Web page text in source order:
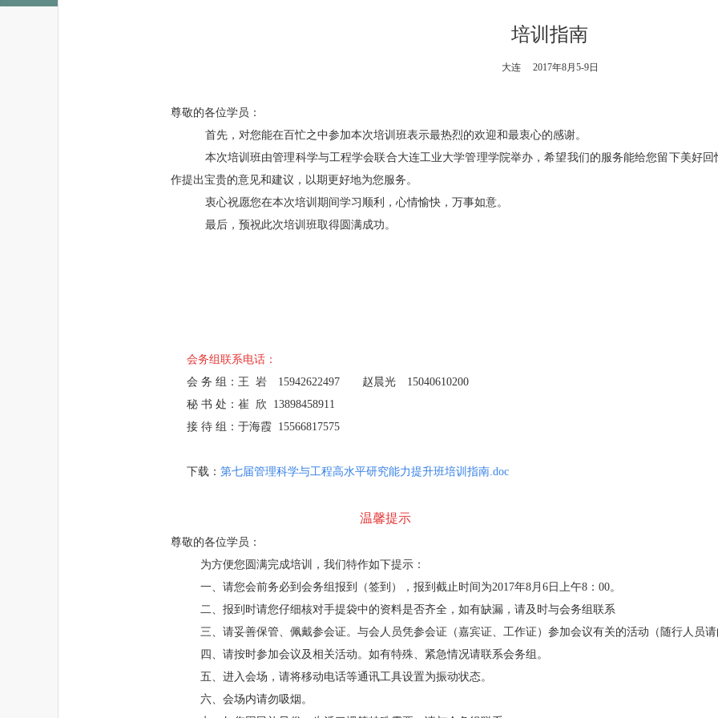
培训指南
大连 2017年8月5-9日
尊敬的各位学员：
首先，对您能在百忙之中参加本次培训班表示最热烈的欢迎和最衷心的感谢。
本次培训班由管理科学与工程学会联合大连工业大学管理学院举办，希望我们的服务能给您留下美好
作提出宝贵的意见和建议，以期更好地为您服务。
衷心祝愿您在本次培训期间学习顺利，心情愉快，万事如意。
最后，预祝此次培训班取得圆满成功。
会务组联系电话：
会 务 组：王 岩 15942622497
赵晨光 15040610200
秘 书 处：崔 欣 13898458911
接 待 组：于海霞 15566817575
下载： 第七届管理科学与工程高水平研究能力提升班培训指南.doc
温馨提示
尊敬的各位学员：
为方便您圆满完成培训，我们特作如下提示：
一、请您会前务必到会务组报到（签到），报到截止时间为2017年8月6 日上午8 ：00。
二、报到时请您仔细核对手提袋中的资料是否齐全，如有缺漏，请及时与会务组联系
三、请妥善保管、佩戴参会证。与会人员凭参会证（嘉宾证、工作证）参加会议有关的活动（随行人员
四、请按时参加会议及相关活动。如有特殊、紧急情况请联系会务组。
五、进入会场，请将移动电话等通讯工具设置为振动状态。
六、会场内请勿吸烟。